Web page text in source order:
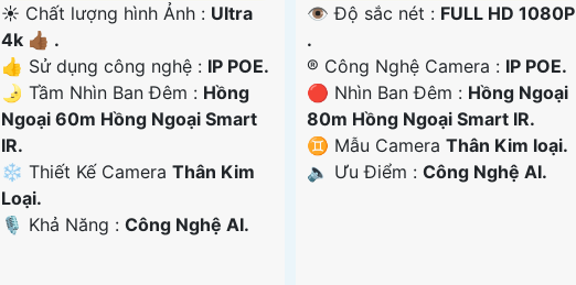
☀️ Chất lượng hình Ảnh : Ultra
4k 👍🏾 .
👍 Sử dụng công nghệ : IP POE.
🌛 Tầm Nhìn Ban Đêm : Hồng
Ngoại 60m Hồng Ngoại Smart
IR.
❄ Thiết Kế CameraThân Kim
Loại.
️🎙 Khả Năng :Công Nghệ AI.
👁 Độ sắc nét : FULL HD 1080P
.
®️ Công Nghệ Camera : IP POE.
🔴 Nhìn Ban Đêm : Hồng Ngoại
80m Hồng Ngoại Smart IR.
♊ Mẫu Camera Thân Kim loại.
️🔈 Ưu Điểm : Công Nghệ AI.